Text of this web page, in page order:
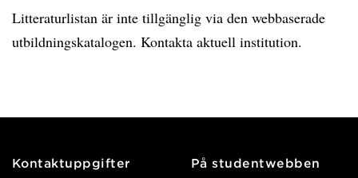
Litteraturlistan är inte tillgänglig via den webbaserade
utbildningskatalogen. Kontakta aktuell institution.
Kontaktuppgifter
På studentwebben